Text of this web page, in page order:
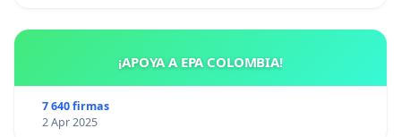
¡APOYA A EPA COLOMBIA!
7 640 firmas
2 Apr 2025